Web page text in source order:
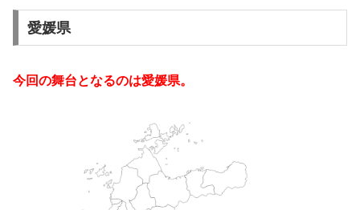
愛媛県
今回の舞台となるのは愛媛県。